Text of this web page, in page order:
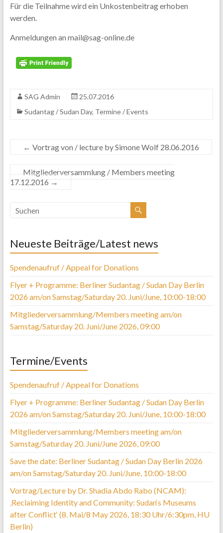
Für die Teilnahme wird ein Unkostenbeitrag erhoben
werden.
Anmeldungen an mail@sag-online.de
SAG Admin
25.07.2016
Sudantag / Sudan Day, Termine / Events
← Vortrag von / lecture by Simone Wolf 28.06.2016
Mitgliederversammlung / Members meeting
17.12.2016 →
Neueste Beiträge/Latest news
Spendenaufruf / Appeal for Donations
Flyer + Programme: Berliner Sudantag / Sudan Day Berlin
2026 am/on Samstag/Saturday 20. Juni/June, 10:00-18:00
Mitgliederversammlung/Members meeting am/on
Samstag/Saturday 20. Juni/June 2026, 09:00
Termine/Events
Spendenaufruf / Appeal for Donations
Flyer + Programme: Berliner Sudantag / Sudan Day Berlin
2026 am/on Samstag/Saturday 20. Juni/June, 10:00-18:00
Mitgliederversammlung/Members meeting am/on
Samstag/Saturday 20. Juni/June 2026, 09:00
Save the date: Berliner Sudantag / Sudan Day Berlin 2026
am/on Samstag/Saturday 20. Juni/June, 10:00-18:00
Vortrag/Lecture by Dr. Shadia Abdo Rabo (NCAM):
‚Reclaiming Identity and Community: Sudan‘s Museums
after Conflict‘ (8. Mai/8 May 2026, 18:30 Uhr/6:30pm, HU
Berlin)